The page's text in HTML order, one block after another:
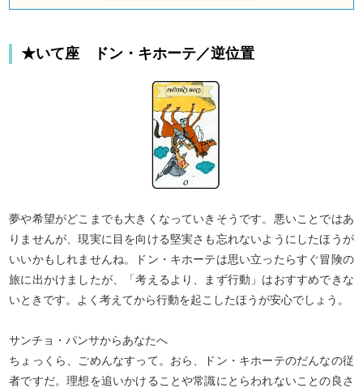
ることもできませんよね。前に進むか、それとも別
ましょう。きっとあなたを幸せへと導く道を見つけ
★いて座 ドン・キホーテ／逆位置
夢や希望がどこまでも大きくなっていきそうです。悪いことではあ
りませんが、現実に目を向ける堅実さも忘れないようにしたほうが
いいかもしれませんね。ドン・キホーテは思い立ったらすぐ冒険の
旅に出かけましたが、「考えるより、まず行動」はおすすめできな
いときです。よく考えてから行動を起こしたほうが安心でしょう。
サンチョ・パンサからあなたへ
ちょっくら、ごめんなすって。おら、ドン・キホーテのだんなの従
者ですだ。理想を追いかけることや常識にとらわれないことの良さ